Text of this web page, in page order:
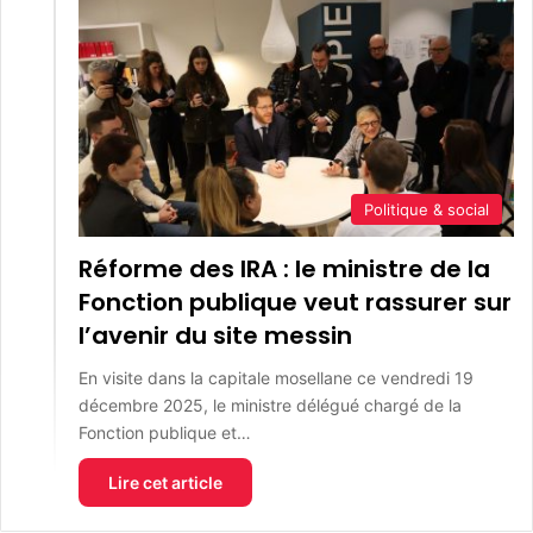
Politique & social
Réforme des IRA : le ministre de la
Fonction publique veut rassurer sur
l’avenir du site messin
En visite dans la capitale mosellane ce vendredi 19
décembre 2025, le ministre délégué chargé de la
Fonction publique et…
Lire cet article